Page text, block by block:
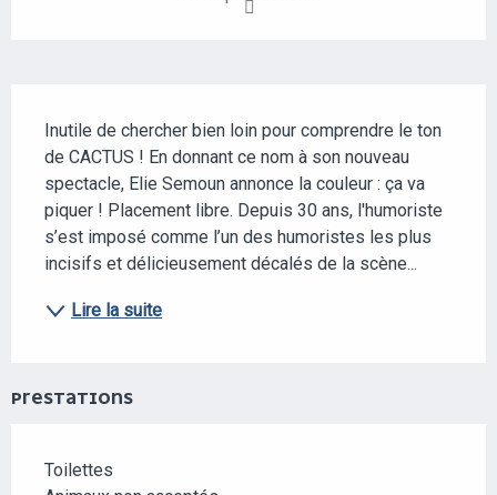
Inutile de chercher bien loin pour comprendre le ton
de CACTUS ! En donnant ce nom à son nouveau
spectacle, Elie Semoun annonce la couleur : ça va
piquer ! Placement libre. Depuis 30 ans, l'humoriste
s’est imposé comme l’un des humoristes les plus
incisifs et délicieusement décalés de la scène...
Lire la suite
PRESTATIONS
Toilettes